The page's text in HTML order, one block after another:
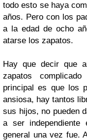
todo esto se haya
años. Pero con los
a la edad de ocho
atarse los zapatos.
Hay que decir que
zapatos
principal es que los
ansiosa, hay tantos
sus hijos, no pueden
a ser
general una vez fue.